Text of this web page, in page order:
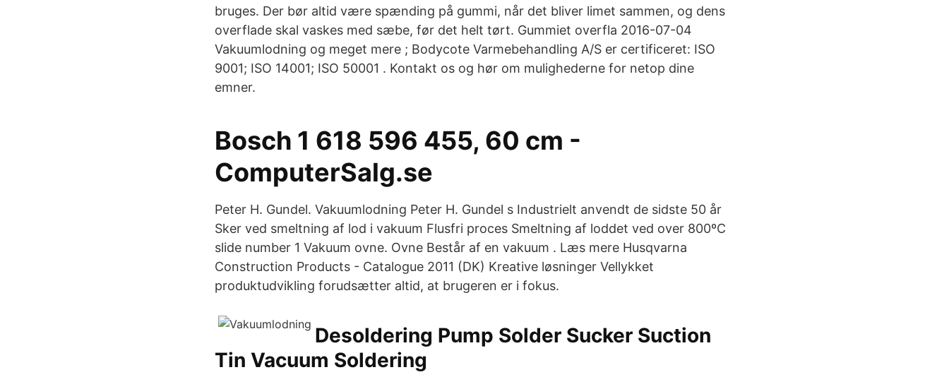
bruges. Der bør altid være spænding på gummi, når det bliver limet sammen, og dens
overflade skal vaskes med sæbe, før det helt tørt. Gummiet overfla 2016-07-04
Vakuumlodning og meget mere ; Bodycote Varmebehandling A/S er certificeret: ISO
9001; ISO 14001; ISO 50001 . Kontakt os og hør om mulighederne for netop dine
emner.
Bosch 1 618 596 455, 60 cm -
ComputerSalg.se
Peter H. Gundel. Vakuumlodning Peter H. Gundel s Industrielt anvendt de sidste 50 år
Sker ved smeltning af lod i vakuum Flusfri proces Smeltning af loddet ved over 800ºC
slide number 1 Vakuum ovne. Ovne Består af en vakuum . Læs mere Husqvarna
Construction Products - Catalogue 2011 (DK) Kreative løsninger Vellykket
produktudvikling forudsætter altid, at brugeren er i fokus.
Desoldering Pump Solder Sucker Suction
Tin Vacuum Soldering